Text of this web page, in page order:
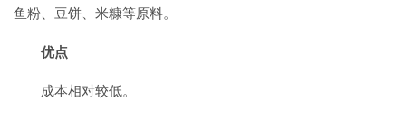
鱼粉、豆饼、米糠等原料。
优点
成本相对较低。